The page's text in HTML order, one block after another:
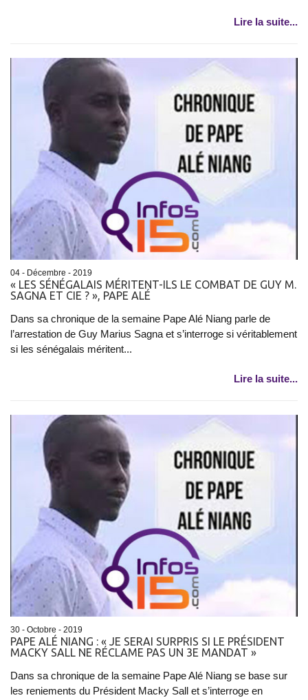
Lire la suite...
04 - Décembre - 2019
« LES SÉNÉGALAIS MÉRITENT-ILS LE COMBAT DE GUY M.
SAGNA ET CIE ? », PAPE ALÉ
Dans sa chronique de la semaine Pape Alé Niang parle de
l’arrestation de Guy Marius Sagna et s’interroge si véritablement
si les sénégalais méritent...
Lire la suite...
30 - Octobre - 2019
PAPE ALÉ NIANG : « JE SERAI SURPRIS SI LE PRÉSIDENT
MACKY SALL NE RÉCLAME PAS UN 3E MANDAT »
Dans sa chronique de la semaine Pape Alé Niang se base sur
les reniements du Président Macky Sall et s’interroge en